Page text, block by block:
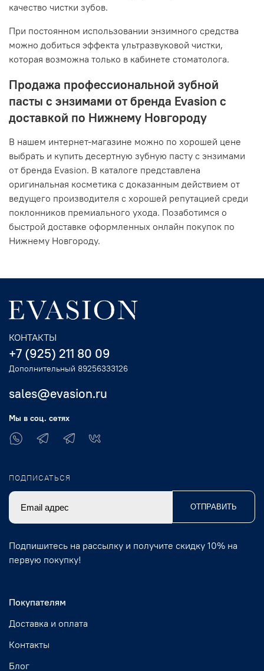
качество чистки зубов.
При постоянном использовании энзимного средства
можно добиться эффекта ультразвуковой чистки,
которая возможна только в кабинете стоматолога.
Продажа профессиональной зубной
пасты с энзимами от бренда Evasion с
доставкой по Нижнему Новгороду
В нашем интернет-магазине можно по хорошей цене
выбрать и купить десертную зубную пасту с энзимами
от бренда Evasion. В каталоге представлена
оригинальная косметика с доказанным действием от
ведущего производителя с хорошей репутацией среди
поклонников премиального ухода. Позаботимся о
быстрой доставке оформленных онлайн покупок по
Нижнему Новгороду.
Покупателям
Доставка и оплата
Контакты
Блог
КОНТАКТЫ
+7 (925) 211 80 09
Дополнительный 89256333126
sales@evasion.ru
Мы в соц. сетях
ПОДПИСАТЬСЯ
ОТПРАВИТЬ
Подпишитесь на рассылку и получите скидку 10% на
первую покупку!